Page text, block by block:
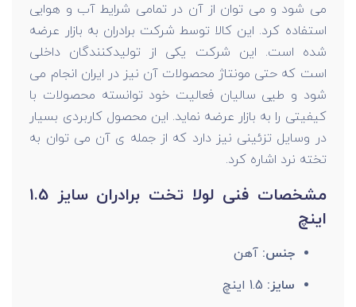
می شود و می توان از آن در تمامی شرایط آب و هوایی
استفاده کرد. این کالا توسط شرکت برادران به بازار عرضه
شده است. این شرکت یکی از تولیدکنندگان داخلی
است که حتی مونتاژ محصولات آن نیز در ایران انجام می
شود و طیی سالیان فعالیت خود توانسته محصولات با
کیفیتی را به بازار عرضه نماید. این محصول کاربردی بسیار
در وسایل تزئینی نیز دارد که از جمله ی آن می توان به
تخته نرد اشاره کرد.
مشخصات فنی لولا تخت برادران سایز 1.5
اینچ
جنس:آهن
سایز: 1.5 اینچ